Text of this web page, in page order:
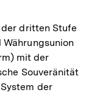
der dritten Stufe
mit der
Souveränität
der